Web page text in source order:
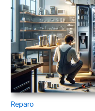
Reparo